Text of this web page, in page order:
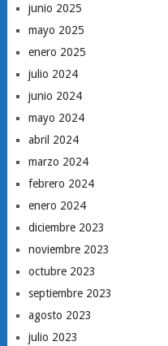
junio 2025
mayo 2025
enero 2025
julio 2024
junio 2024
mayo 2024
abril 2024
marzo 2024
febrero 2024
enero 2024
diciembre 2023
noviembre 2023
octubre 2023
septiembre 2023
agosto 2023
julio 2023